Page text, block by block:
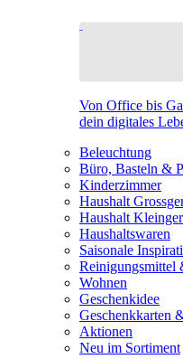
Von Office bis
dein digitales
Beleuchtung
Büro, Basteln &
Kinderzimmer
Haushalt
Haushalt
Haushaltswaren
Saisonale
Reinigungsmittel
Wohnen
Geschenkidee
Geschenkkarten
Aktionen
Neu im Sortiment